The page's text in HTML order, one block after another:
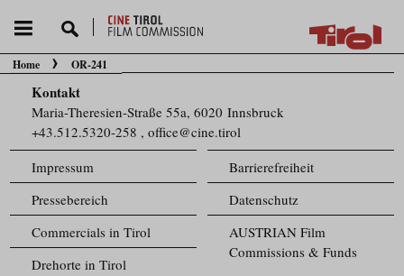
Sie befinden sich hier:
Home OR-241
Kontakt
Maria-Theresien-Straße 55a, 6020 Innsbruck
+43.512.5320-258 ,office@cine.tirol
Impressum
Barrierefreiheit
Pressebereich
Datenschutz
Commercials in Tirol
AUSTRIAN Film
Commissions & Funds
Drehorte in Tirol